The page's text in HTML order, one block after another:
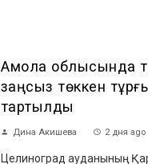
Ақмола облысында
заңсыз төккен
тартылды
Дина Акишева 2 дня ago
Целиноград ауданының